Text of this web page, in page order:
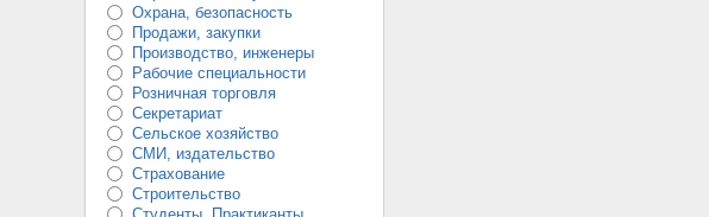
Охрана, безопасность
Продажи, закупки
Производство, инженеры
Рабочие специальности
Розничная торговля
Секретариат
Сельское хозяйство
СМИ, издательство
Страхование
Строительство